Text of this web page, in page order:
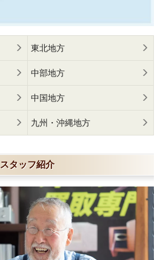
東北地方
中部地方
中国地方
九州・沖縄地方
スタッフ紹介